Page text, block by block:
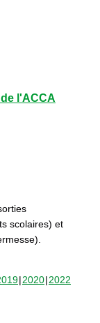
l'ACCA
scolaires) et
2020 2022